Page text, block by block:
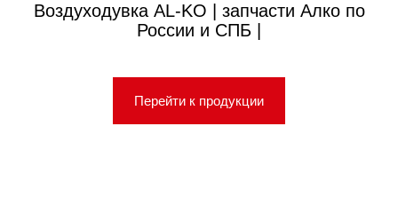
Воздуходувка AL-KO | запчасти Алко по
России и СПБ |
Перейти к продукции